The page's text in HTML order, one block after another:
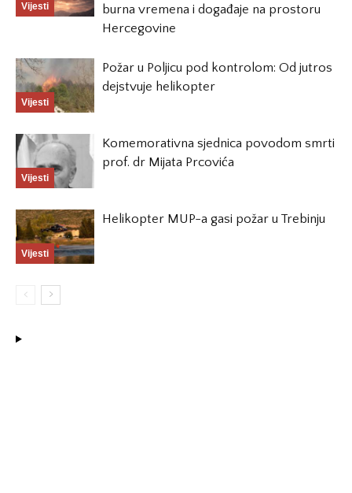
Vijesti
burna vremena i događaje na prostoru
Hercegovine
Vijesti
Požar u Poljicu pod kontrolom: Od jutros
dejstvuje helikopter
Vijesti
Komemorativna sjednica povodom smrti
prof. dr Mijata Prcovića
Vijesti
Helikopter MUP-a gasi požar u Trebinju